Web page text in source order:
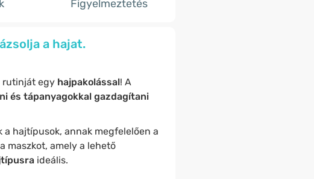
Figyelmeztetés
a hajat.
rutinját egy hajpakolással! A
és tápanyagokkal gazdagítani
a hajtípusok, annak megfelelően a
maszkot, amely a lehető
ideális.